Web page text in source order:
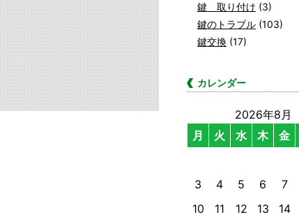
鍵 取り付け (3)
鍵のトラブル (103)
鍵交換 (17)
カレンダー
2026年8月
月
火 水 木 金
3
4 5 6 7
10
11 12 13 14